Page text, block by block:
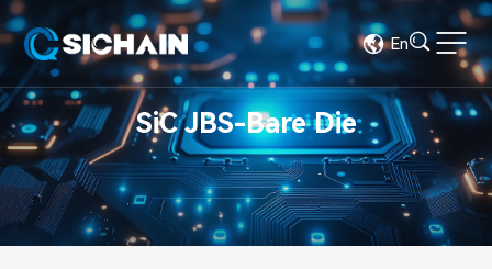
En
SiC JBS-Bare Die